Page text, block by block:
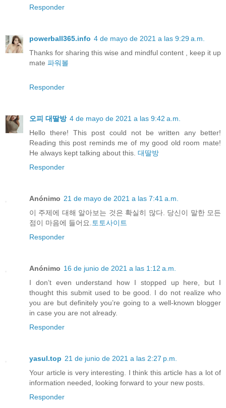
Responder
powerball365.info 4 de mayo de 2021 a las 9:29 a.m.
Thanks for sharing this wise and mindful content , keep it up
mate 파워볼
Responder
오피 대딸방 4 de mayo de 2021 a las 9:42 a.m.
Hello there! This post could not be written any better!
Reading this post reminds me of my good old room mate!
He always kept talking about this. 대딸방
Responder
Anónimo 21 de mayo de 2021 a las 7:41 a.m.
이 주제에 대해 알아보는 것은 확실히 많다. 당신이 말한 모든
점이 마음에 들어요. 토토사이트
Responder
Anónimo 16 de junio de 2021 a las 1:12 a.m.
I don’t even understand how I stopped up here, but I
thought this submit used to be good. I do not realize who
you are but definitely you’re going to a well-known blogger
in case you are not already.
Responder
yasul.top 21 de junio de 2021 a las 2:27 p.m.
Your article is very interesting. I think this article has a lot of
information needed, looking forward to your new posts.
Responder